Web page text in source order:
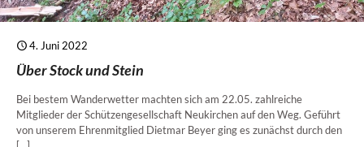
4. Juni 2022
Über Stock und Stein
Bei bestem Wanderwetter machten sich am 22.05. zahlreiche
Mitglieder der Schützengesellschaft Neukirchen auf den Weg. Geführt
von unserem Ehrenmitglied Dietmar Beyer ging es zunächst durch den